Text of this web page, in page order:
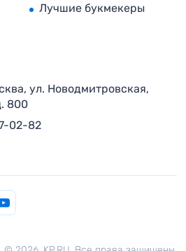
Лучшие букмекеры
ул. Новодмитровская,
800
02-82